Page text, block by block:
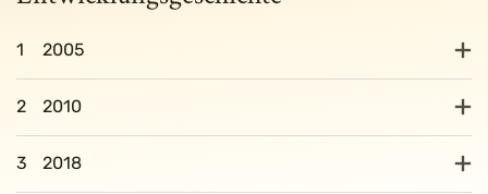
1 2005
2 2010
3 2018